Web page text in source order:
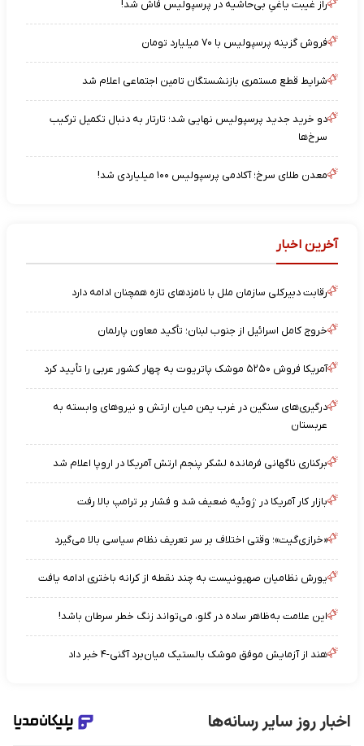
راز غیبت یاغیِ بی‌حاشیه در پرسپولیس فاش شد!
فروش گزینه پرسپولیس با ۷۰ میلیارد تومان
شرایط قطع مستمری بازنشستگان تامین اجتماعی اعلام شد
دو خرید جدید پرسپولیس نهایی شد؛ تارتار به دنبال تکمیل ترکیب
سرخ‌ها
معدن طلای سرخ؛ آکادمی پرسپولیس ۱۰۰ میلیاردی شد!
آخرین اخبار
رقابت دبیرکلی سازمان ملل با نامزدهای تازه همچنان ادامه دارد
خروج کامل اسرائیل از جنوب لبنان؛ تأکید معاون پارلمان
آمریکا فروش ۵۲۵۰ موشک پاتریوت به چهار کشور عربی را تأیید کرد
درگیری‌های سنگین در غرب یمن میان ارتش و نیروهای وابسته به
عربستان
برکناری ناگهانی فرمانده لشکر پنجم ارتش آمریکا در اروپا اعلام شد
بازار کار آمریکا در ژوئیه ضعیف شد و فشار بر ترامپ بالا رفت
«خرازی‌گیت»؛ وقتی اختلاف بر سر تعریف نظام سیاسی بالا می‌گیرد
یورش نظامیان صهیونیست به چند نقطه از کرانه باختری ادامه یافت
این علامت به‌ظاهر ساده در گلو، می‌تواند زنگ خطر سرطان باشد!
هند از آزمایش موفق موشک بالستیک میان‌برد آگنی-۴ خبر داد